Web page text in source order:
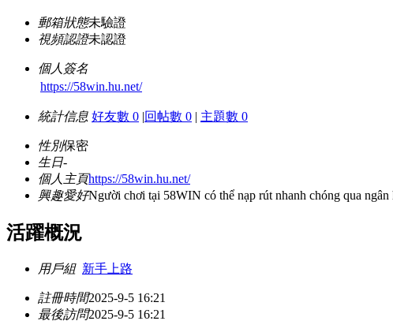
郵箱狀態未驗證
視頻認證未認證
個人簽名
https://58win.hu.net/
統計信息 好友數 0 |回帖數 0 | 主題數 0
性別保密
生日-
個人主頁https://58win.hu.net/
興趣愛好Người chơi tại 58WIN có thể nạp rút nhanh chóng qua
活躍概況
用戶組 新手上路
註冊時間2025-9-5 16:21
最後訪問2025-9-5 16:21